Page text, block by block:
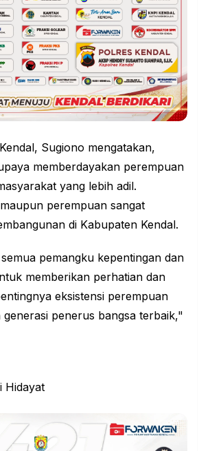
Sugiono mengatakan,
memberdayakan perempuan
yang lebih adil.
perempuan sangat
di Kabupaten Kendal.
pemangku kepentingan dan
memberikan perhatian dan
eksistensi perempuan
generasi penerus bangsa terbaik,"
Hidayat